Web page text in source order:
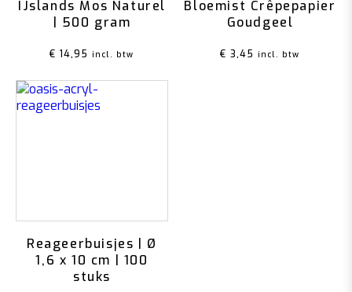
IJslands Mos Naturel
| 500 gram
€ 14,95 incl. btw
Bloemist Crêpepapier
Goudgeel
€ 3,45 incl. btw
Reageerbuisjes | Ø
1,6 x 10 cm | 100
stuks